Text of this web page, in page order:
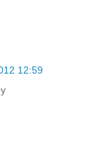
12:59